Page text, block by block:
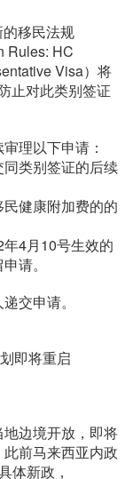
移民法规
Rules: HC
Visa）将
止对此类别签证
理以下申请：
类别签证的后续
健康附加费的的
4月10号生效的
请。
交申请。
边境开放，即将
前马来西亚内政
体新政，